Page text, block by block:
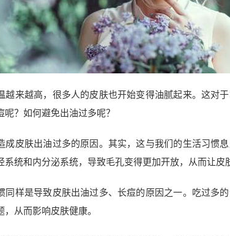
越来越高，很多人的皮肤也开始变得油腻起来。这对
呢？如何避免出油过多呢？
成皮肤出油过多的原因。其实，这与我们的生活习惯
系统和内分泌系统，导致毛孔变得更加开放，从而让皮
同样是导致皮肤出油过多、长痘的原因之一。吃过多
，从而影响皮肤健康。